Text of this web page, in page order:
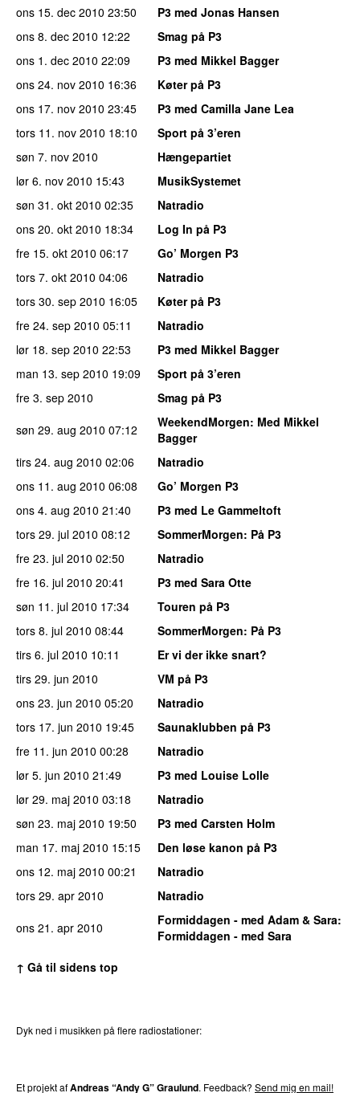
ons 15. dec 2010 23:50
P3 med Jonas Hansen
ons 8. dec 2010 12:22
Smag på P3
ons 1. dec 2010 22:09
P3 med Mikkel Bagger
ons 24. nov 2010 16:36
Køter på P3
ons 17. nov 2010 23:45
P3 med Camilla Jane Lea
tors 11. nov 2010 18:10
Sport på 3’eren
søn 7. nov 2010
Hængepartiet
lør 6. nov 2010 15:43
MusikSystemet
søn 31. okt 2010 02:35
Natradio
ons 20. okt 2010 18:34
Log In på P3
fre 15. okt 2010 06:17
Go’ Morgen P3
tors 7. okt 2010 04:06
Natradio
tors 30. sep 2010 16:05
Køter på P3
fre 24. sep 2010 05:11
Natradio
lør 18. sep 2010 22:53
P3 med Mikkel Bagger
man 13. sep 2010 19:09
Sport på 3’eren
fre 3. sep 2010
Smag på P3
søn 29. aug 2010 07:12 WeekendMorgen: Med Mikkel
Bagger
tirs 24. aug 2010 02:06
Natradio
ons 11. aug 2010 06:08
Go’ Morgen P3
ons 4. aug 2010 21:40
P3 med Le Gammeltoft
tors 29. jul 2010 08:12 SommerMorgen: På P3
fre 23. jul 2010 02:50
Natradio
fre 16. jul 2010 20:41
P3 med Sara Otte
søn 11. jul 2010 17:34
Touren på P3
tors 8. jul 2010 08:44 SommerMorgen: På P3
tirs 6. jul 2010 10:11
Er vi der ikke snart?
tirs 29. jun 2010
VM på P3
ons 23. jun 2010 05:20
Natradio
tors 17. jun 2010 19:45
Saunaklubben på P3
fre 11. jun 2010 00:28
Natradio
lør 5. jun 2010 21:49
P3 med Louise Lolle
lør 29. maj 2010 03:18
Natradio
søn 23. maj 2010 19:50
P3 med Carsten Holm
man 17. maj 2010 15:15
Den løse kanon på P3
ons 12. maj 2010 00:21
Natradio
tors 29. apr 2010
Natradio
ons 21. apr 2010
Formiddagen - med Adam & Sara:
Formiddagen - med Sara
↑ Gå til sidens top
Dyk ned i musikken på flere radiostationer:
Et projekt afAndreas “Andy G” Graulund. Feedback? Send mig en mail!